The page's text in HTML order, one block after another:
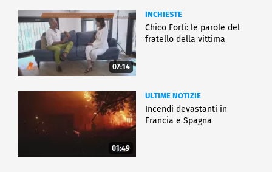
07:14
INCHIESTE
Chico Forti: le parole del
fratello della vittima
01:49
ULTIME NOTIZIE
Incendi devastanti in
Francia e Spagna